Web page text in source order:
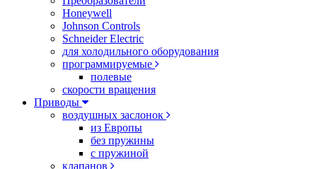
Honeywell
Johnson Controls
Schneider Electric
для холодильного оборудования
программируемые
полевые
скорости вращения
Приводы
воздушных заслонок
из Европы
без пружины
с пружиной
клапанов